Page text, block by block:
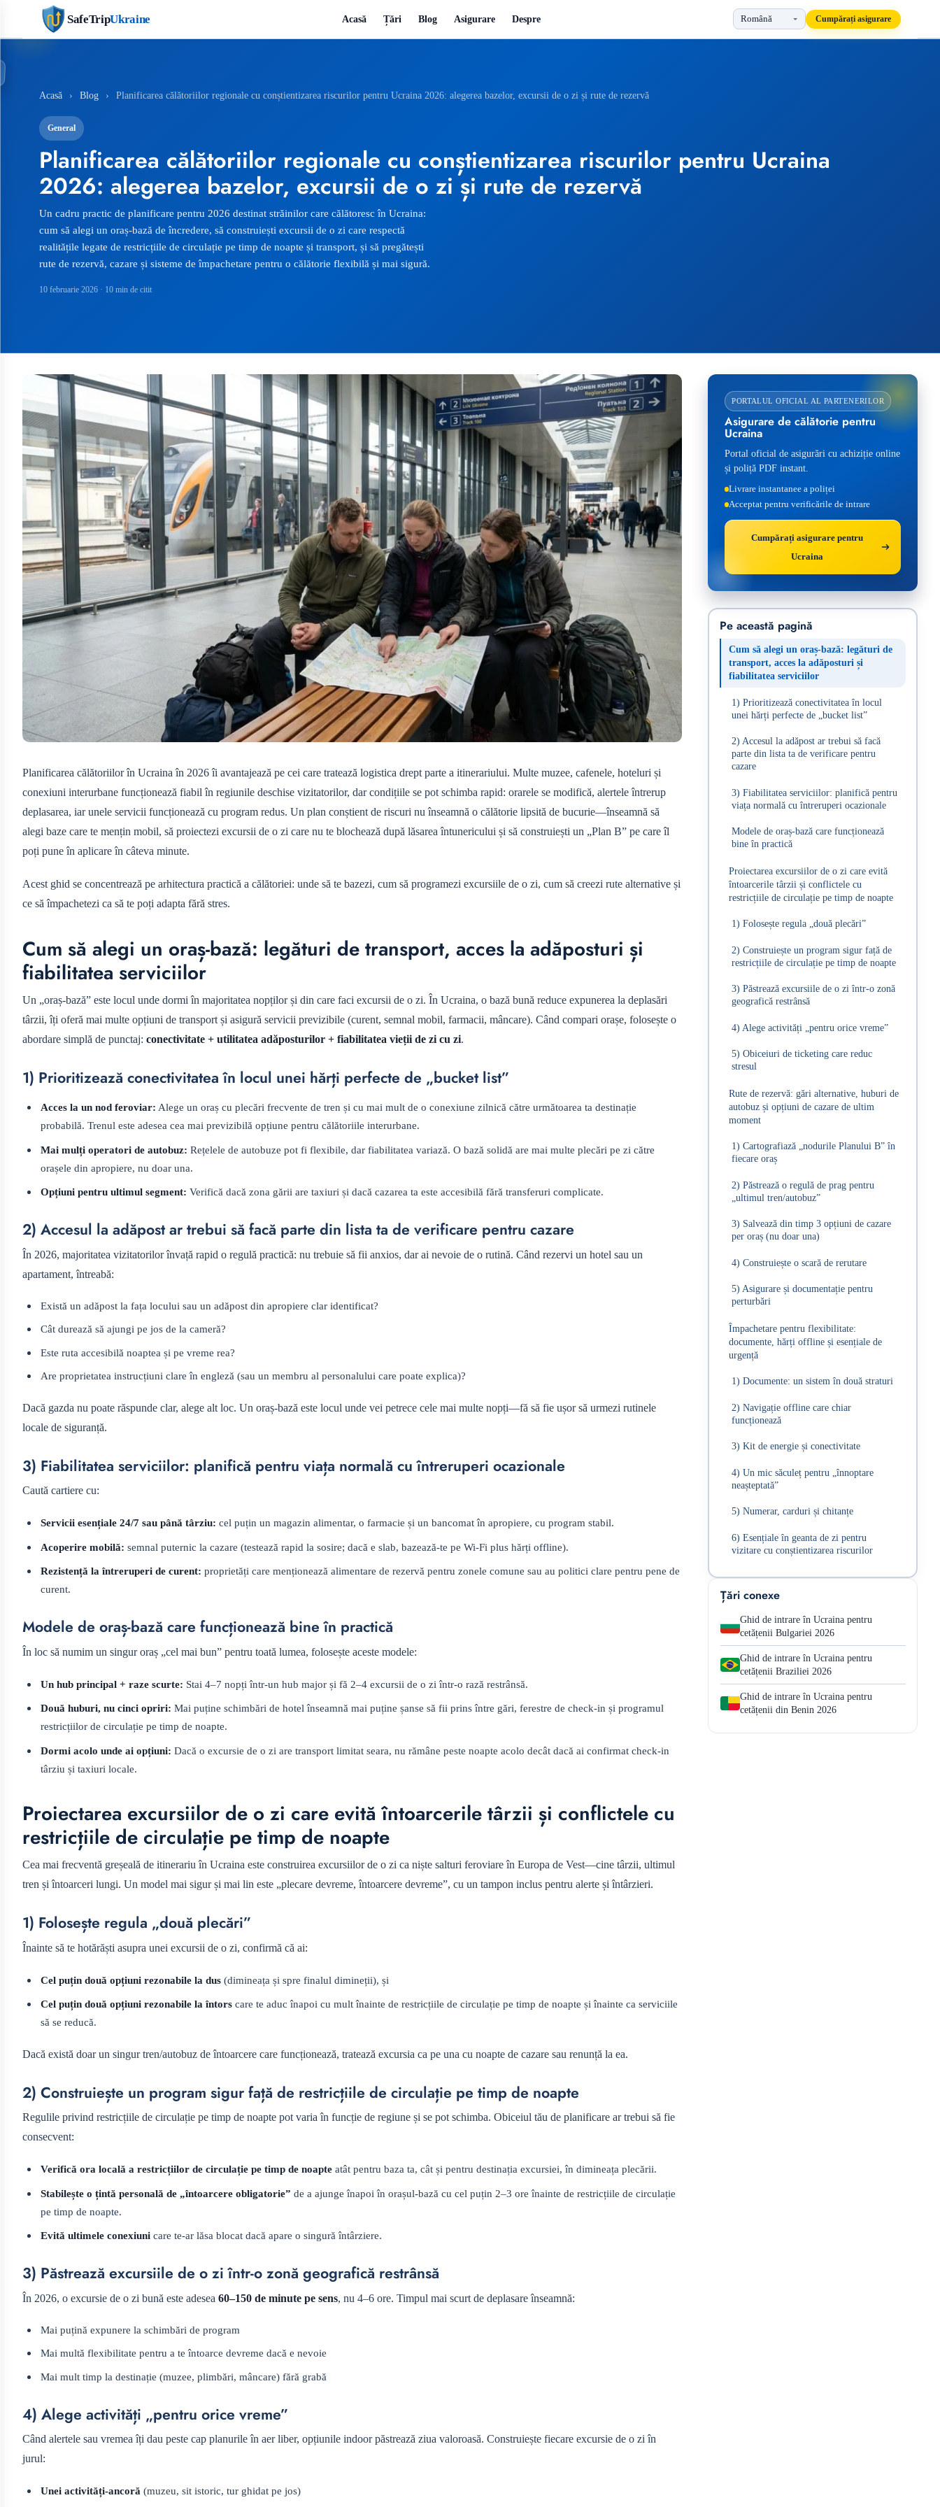
SafeTripUkraine Acasă Țări Blog Asigurare Despre Cumpărați asigurare
Acasă › Blog › Planificarea călătoriilor regionale cu conștientizarea riscurilor pentru Ucraina 2026: alegerea bazelor, excursii de o zi și rute de rezervă
General
Planificarea călătoriilor regionale cu conștientizarea riscurilor pentru Ucraina
2026: alegerea bazelor, excursii de o zi și rute de rezervă
Un cadru practic de planificare pentru 2026 destinat străinilor care călătoresc în Ucraina:
cum să alegi un oraș-bază de încredere, să construiești excursii de o zi care respectă
realitățile legate de restricțiile de circulație pe timp de noapte și transport, și să pregătești
rute de rezervă, cazare și sisteme de împachetare pentru o călătorie flexibilă și mai sigură.
10 februarie 2026 · 10 min de citit
Planificarea călătoriilor în Ucraina în 2026 îi avantajează pe cei care tratează logistica drept parte a itinerariului. Multe muzee, cafenele, hoteluri și
conexiuni interurbane funcționează fiabil în regiunile deschise vizitatorilor, dar condițiile se pot schimba rapid: orarele se modifică, alertele întrerup
deplasarea, iar unele servicii funcționează cu program redus. Un plan conștient de riscuri nu înseamnă o călătorie lipsită de bucurie—înseamnă să
alegi baze care te mențin mobil, să proiectezi excursii de o zi care nu te blochează după lăsarea întunericului și să construiești un „Plan B” pe care îl
poți pune în aplicare în câteva minute.
Acest ghid se concentrează pe arhitectura practică a călătoriei: unde să te bazezi, cum să programezi excursiile de o zi, cum să creezi rute alternative și
ce să împachetezi ca să te poți adapta fără stres.
Cum să alegi un oraș-bază: legături de transport, acces la adăposturi și
fiabilitatea serviciilor
Un „oraș-bază” este locul unde dormi în majoritatea nopților și din care faci excursii de o zi. În Ucraina, o bază bună reduce expunerea la deplasări
târzii, îți oferă mai multe opțiuni de transport și asigură servicii previzibile (curent, semnal mobil, farmacii, mâncare). Când compari orașe, folosește o
abordare simplă de punctaj: conectivitate + utilitatea adăposturilor + fiabilitatea vieții de zi cu zi.
1) Prioritizează conectivitatea în locul unei hărți perfecte de „bucket list”
Acces la un nod feroviar: Alege un oraș cu plecări frecvente de tren și cu mai mult de o conexiune zilnică către următoarea ta destinație
probabilă. Trenul este adesea cea mai previzibilă opțiune pentru călătoriile interurbane.
Mai mulți operatori de autobuz: Rețelele de autobuze pot fi flexibile, dar fiabilitatea variază. O bază solidă are mai multe plecări pe zi către
orașele din apropiere, nu doar una.
Opțiuni pentru ultimul segment: Verifică dacă zona gării are taxiuri și dacă cazarea ta este accesibilă fără transferuri complicate.
2) Accesul la adăpost ar trebui să facă parte din lista ta de verificare pentru cazare
În 2026, majoritatea vizitatorilor învață rapid o regulă practică: nu trebuie să fii anxios, dar ai nevoie de o rutină. Când rezervi un hotel sau un
apartament, întreabă:
Există un adăpost la fața locului sau un adăpost din apropiere clar identificat?
Cât durează să ajungi pe jos de la cameră?
Este ruta accesibilă noaptea și pe vreme rea?
Are proprietatea instrucțiuni clare în engleză (sau un membru al personalului care poate explica)?
Dacă gazda nu poate răspunde clar, alege alt loc. Un oraș-bază este locul unde vei petrece cele mai multe nopți—fă să fie ușor să urmezi rutinele
locale de siguranță.
3) Fiabilitatea serviciilor: planifică pentru viața normală cu întreruperi ocazionale
Caută cartiere cu:
Servicii esențiale 24/7 sau până târziu: cel puțin un magazin alimentar, o farmacie și un bancomat în apropiere, cu program stabil.
Acoperire mobilă: semnal puternic la cazare (testează rapid la sosire; dacă e slab, bazează-te pe Wi‑Fi plus hărți offline).
Rezistență la întreruperi de curent: proprietăți care menționează alimentare de rezervă pentru zonele comune sau au politici clare pentru pene de
curent.
Modele de oraș-bază care funcționează bine în practică
În loc să numim un singur oraș „cel mai bun” pentru toată lumea, folosește aceste modele:
Un hub principal + raze scurte: Stai 4–7 nopți într-un hub major și fă 2–4 excursii de o zi într-o rază restrânsă.
Două huburi, nu cinci opriri: Mai puține schimbări de hotel înseamnă mai puține șanse să fii prins între gări, ferestre de check-in și programul
restricțiilor de circulație pe timp de noapte.
Dormi acolo unde ai opțiuni: Dacă o excursie de o zi are transport limitat seara, nu rămâne peste noapte acolo decât dacă ai confirmat check-in
târziu și taxiuri locale.
Proiectarea excursiilor de o zi care evită întoarcerile târzii și conflictele cu
restricțiile de circulație pe timp de noapte
Cea mai frecventă greșeală de itinerariu în Ucraina este construirea excursiilor de o zi ca niște salturi feroviare în Europa de Vest—cine târzii, ultimul
tren și întoarceri lungi. Un model mai sigur și mai lin este „plecare devreme, întoarcere devreme”, cu un tampon inclus pentru alerte și întârzieri.
1) Folosește regula „două plecări”
Înainte să te hotărăști asupra unei excursii de o zi, confirmă că ai:
Cel puțin două opțiuni rezonabile la dus (dimineața și spre finalul dimineții), și
Cel puțin două opțiuni rezonabile la întors care te aduc înapoi cu mult înainte de restricțiile de circulație pe timp de noapte și înainte ca serviciile
să se reducă.
Dacă există doar un singur tren/autobuz de întoarcere care funcționează, tratează excursia ca pe una cu noapte de cazare sau renunță la ea.
2) Construiește un program sigur față de restricțiile de circulație pe timp de noapte
Regulile privind restricțiile de circulație pe timp de noapte pot varia în funcție de regiune și se pot schimba. Obiceiul tău de planificare ar trebui să fie
consecvent:
Verifică ora locală a restricțiilor de circulație pe timp de noapte atât pentru baza ta, cât și pentru destinația excursiei, în dimineața plecării.
Stabilește o țintă personală de „întoarcere obligatorie” de a ajunge înapoi în orașul-bază cu cel puțin 2–3 ore înainte de restricțiile de circulație
pe timp de noapte.
Evită ultimele conexiuni care te-ar lăsa blocat dacă apare o singură întârziere.
3) Păstrează excursiile de o zi într-o zonă geografică restrânsă
În 2026, o excursie de o zi bună este adesea 60–150 de minute pe sens, nu 4–6 ore. Timpul mai scurt de deplasare înseamnă:
Mai puțină expunere la schimbări de program
Mai multă flexibilitate pentru a te întoarce devreme dacă e nevoie
Mai mult timp la destinație (muzee, plimbări, mâncare) fără grabă
4) Alege activități „pentru orice vreme”
Când alertele sau vremea îți dau peste cap planurile în aer liber, opțiunile indoor păstrează ziua valoroasă. Construiește fiecare excursie de o zi în
jurul:
Unei activități-ancoră (muzeu, sit istoric, tur ghidat pe jos)
PORTALUL OFICIAL AL PARTENERILOR
Asigurare de călătorie pentru
Ucraina
Portal oficial de asigurări cu achiziție online
și poliță PDF instant.
Livrare instantanee a poliței
Acceptat pentru verificările de intrare
Cumpărați asigurare pentru
Ucraina
Pe această pagină
Cum să alegi un oraș-bază: legături de
transport, acces la adăposturi și
fiabilitatea serviciilor
1) Prioritizează conectivitatea în locul
unei hărți perfecte de „bucket list”
2) Accesul la adăpost ar trebui să facă
parte din lista ta de verificare pentru
cazare
3) Fiabilitatea serviciilor: planifică pentru
viața normală cu întreruperi ocazionale
Modele de oraș-bază care funcționează
bine în practică
Proiectarea excursiilor de o zi care evită
întoarcerile târzii și conflictele cu
restricțiile de circulație pe timp de noapte
1) Folosește regula „două plecări”
2) Construiește un program sigur față de
restricțiile de circulație pe timp de noapte
3) Păstrează excursiile de o zi într-o zonă
geografică restrânsă
4) Alege activități „pentru orice vreme”
5) Obiceiuri de ticketing care reduc
stresul
Rute de rezervă: gări alternative, huburi de
autobuz și opțiuni de cazare de ultim
moment
1) Cartografiază „nodurile Planului B” în
fiecare oraș
2) Păstrează o regulă de prag pentru
„ultimul tren/autobuz”
3) Salvează din timp 3 opțiuni de cazare
per oraș (nu doar una)
4) Construiește o scară de rerutare
5) Asigurare și documentație pentru
perturbări
Împachetare pentru flexibilitate:
documente, hărți offline și esențiale de
urgență
1) Documente: un sistem în două straturi
2) Navigație offline care chiar
funcționează
3) Kit de energie și conectivitate
4) Un mic săculeț pentru „înnoptare
neașteptată”
5) Numerar, carduri și chitanțe
6) Esențiale în geanta de zi pentru
vizitare cu conștientizarea riscurilor
Țări conexe
Ghid de intrare în Ucraina pentru
cetățenii Bulgariei 2026
Ghid de intrare în Ucraina pentru
cetățenii Braziliei 2026
Ghid de intrare în Ucraina pentru
cetățenii din Benin 2026